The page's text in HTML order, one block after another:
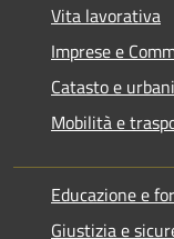
Vita lavorativa
Imprese e
Catasto e
Mobilità e
Educazione e
Giustizia e